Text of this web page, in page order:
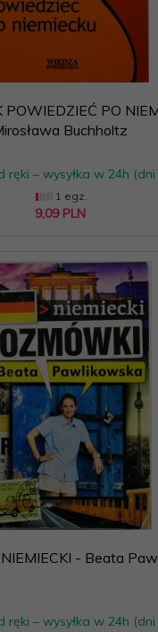
POWIEDZIEĆ PO
Buchholtz
ręki – wysyłka w 24h
1 egz.
9,09 PLN
- Beata
ręki – wysyłka w 24h